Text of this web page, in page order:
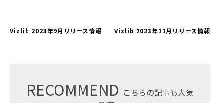
Vizlib 2023年9月リリース情報 Vizlib 2023年11月リリース情報
RECOMMEND こちらの記事も人気